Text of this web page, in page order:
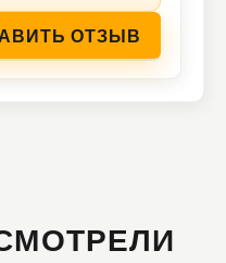
ОТЗЫВ